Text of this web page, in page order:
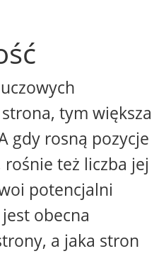
tym większa
gdy rosną pozycje
też liczba jej
potencjalni
obecna
a jaka stron